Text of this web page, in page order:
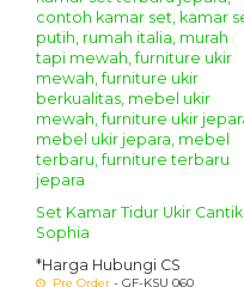
Set Kamar Tidur Ukir Cantik
Sophia
*Harga Hubungi CS
Pre Order - GF-KSU 060